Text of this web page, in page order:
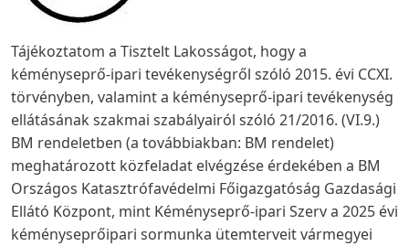
Tájékoztatom a Tisztelt Lakosságot, hogy a
kéményseprő-ipari tevékenységről szóló 2015. évi CCXI.
törvényben, valamint a kéményseprő-ipari tevékenység
ellátásának szakmai szabályairól szóló 21/2016. (VI.9.)
BM rendeletben (a továbbiakban: BM rendelet)
meghatározott közfeladat elvégzése érdekében a BM
Országos Katasztrófavédelmi Főigazgatóság Gazdasági
Ellátó Központ, mint Kéményseprő-ipari Szerv a 2025 évi
kéményseprőipari sormunka ütemterveit vármegyei